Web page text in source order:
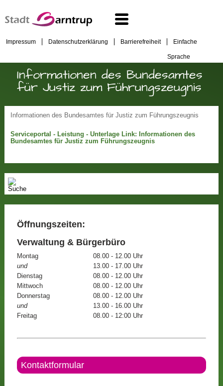
Impressum Datenschutzerklärung Barrierefreiheit Einfache
Sprache
Informationen des Bundesamtes
für Justiz zum Führungszeugnis
Informationen des Bundesamtes für Justiz zum Führungszeugnis
Serviceportal - Leistung - Unterlage Link: Informationen des
Bundesamtes für Justiz zum Führungszeugnis
Öffnungszeiten:
Verwaltung & Bürgerbüro
Montag
08.00 - 12.00 Uhr
und
13.00 - 17.00 Uhr
Dienstag
08.00 - 12.00 Uhr
Mittwoch
08.00 - 12.00 Uhr
Donnerstag
08.00 - 12.00 Uhr
und
13.00 - 16.00 Uhr
Freitag
08.00 - 12:00 Uhr
Kontaktformular